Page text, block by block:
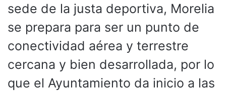
sede de la justa deportiva, Morelia
se prepara para ser un punto de
conectividad aérea y terrestre
cercana y bien desarrollada, por lo
que el Ayuntamiento da inicio a las